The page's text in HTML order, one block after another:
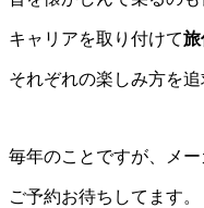
キャリアを取り付けて旅
それぞれの楽しみ方を追
毎年のことですが、メー
ご予約お待ちしてます。